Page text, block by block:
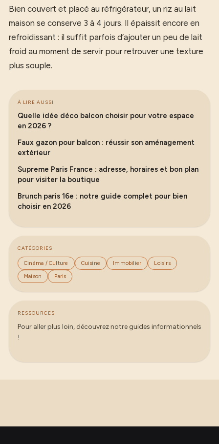
Bien couvert et placé au réfrigérateur, un riz au lait
maison se conserve 3 à 4 jours. Il épaissit encore en
refroidissant : il suffit parfois d’ajouter un peu de lait
froid au moment de servir pour retrouver une texture
plus souple.
À LIRE AUSSI
Quelle idée déco balcon choisir pour votre espace
en 2026 ?
Faux gazon pour balcon : réussir son aménagement
extérieur
Supreme Paris France : adresse, horaires et bon plan
pour visiter la boutique
Brunch paris 16e : notre guide complet pour bien
choisir en 2026
CATÉGORIES
Cinéma / Culture Cuisine Immobilier Loisirs
Maison Paris
RESSOURCES
Pour aller plus loin, découvrez notre guides informationnels
!